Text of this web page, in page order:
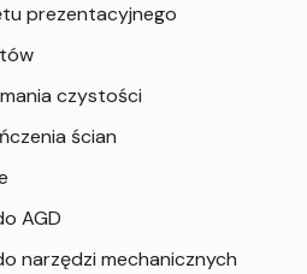
prezentacyjnego
czystości
ścian
AGD
narzędzi mechanicznych